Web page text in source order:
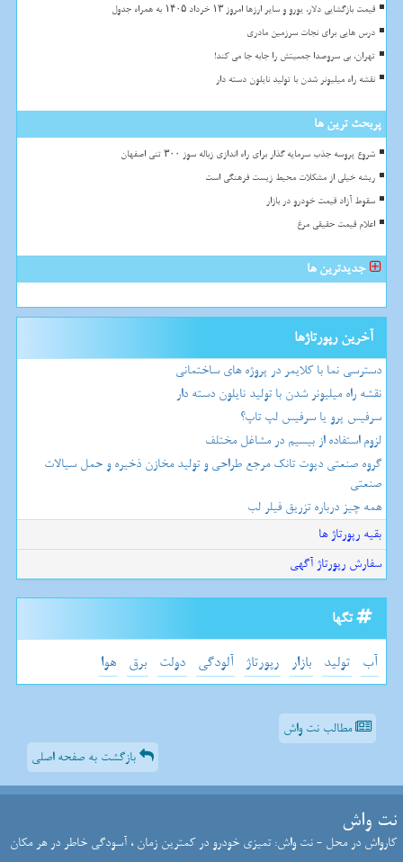
قیمت بازگشایی دلار، یورو و سایر ارزها امروز ۱۳ خرداد ۱۴۰۵ به همراه جدول
درس هایی برای نجات سرزمین مادری
تهران، بی سروصدا جمعیتش را جابه جا می کند!
نقشه راه میلیونر شدن با تولید نایلون دسته دار
پربحث ترین ها
شروع پروسه جذب سرمایه گذار برای راه اندازی زباله سوز ۳۰۰ تنی اصفهان
ریشه خیلی از مشکلات محیط زیست فرهنگی است
سقوط آزاد قیمت خودرو در بازار
اعلام قیمت حقیقی مرغ
جدیدترین ها
آخرین رپورتاژها
دسترسی نما با کلایمر در پروژه های ساختمانی
نقشه راه میلیونر شدن با تولید نایلون دسته دار
سرفیس پرو یا سرفیس لپ تاپ؟
لزوم استفاده از بیسیم در مشاغل مختلف
گروه صنعتی دپوت تانک مرجع طراحی و تولید مخازن ذخیره و حمل سیالات
صنعتی
همه چیز درباره تزریق فیلر لب
بقیه رپورتاژ ها
سفارش رپورتاژ آگهی
تگها
آب تولید بازار رپورتاژ آلودگی دولت برق هوا
مطالب نت واش
بازگشت به صفحه اصلی
نت واش
کارواش در محل - نت واش: تمیزی خودرو در کمترین زمان ، آسودگی خاطر در هر مکان